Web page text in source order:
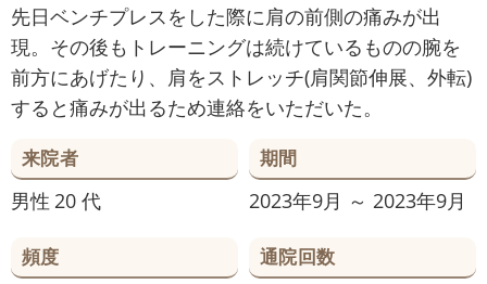
先日ベンチプレスをした際に肩の前側の痛みが出
現。その後もトレーニングは続けているものの腕を
前方にあげたり、肩をストレッチ(肩関節伸展、外転)
すると痛みが出るため連絡をいただいた。
来院者
男性 20 代
期間
2023年9月 ～ 2023年9月
頻度 通院回数